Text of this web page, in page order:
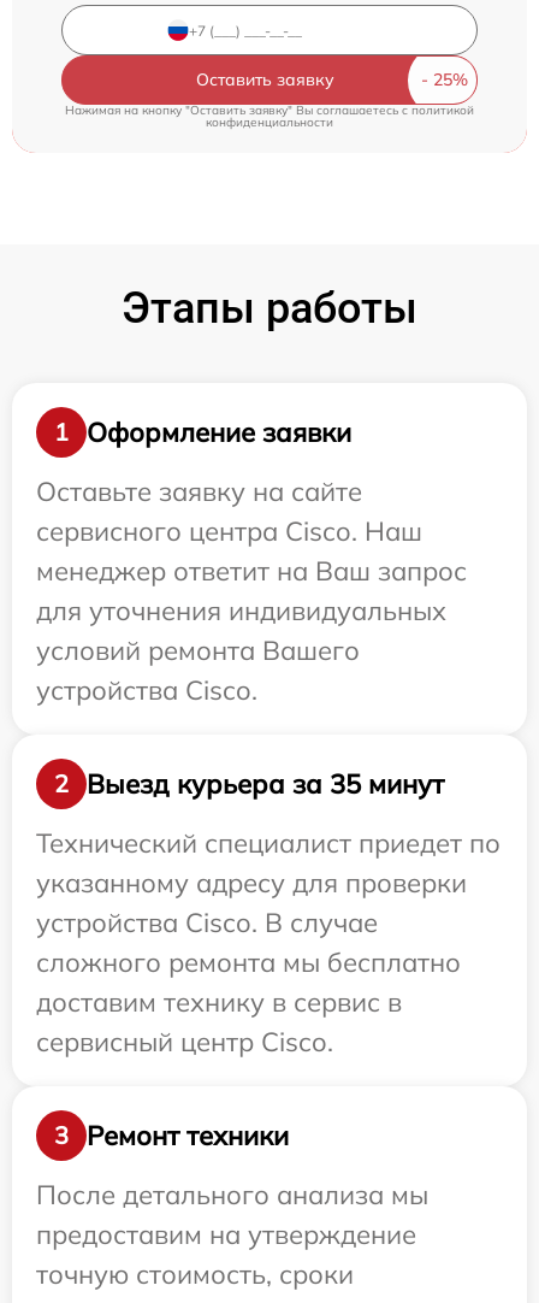
Оставить заявку
Нажимая на кнопку "Оставить заявку" Вы соглашаетесь cполитикой
конфиденциальности
Этапы работы
1
Оформление заявки
Оставьте заявку на сайте
сервисного центра Cisco. Наш
менеджер ответит на Ваш запрос
для уточнения индивидуальных
условий ремонта Вашего
устройства Cisco.
2
Выезд курьера за 35 минут
Технический специалист приедет по
указанному адресу для проверки
устройства Cisco. В случае
сложного ремонта мы бесплатно
доставим технику в сервис в
сервисный центр Cisco.
3
Ремонт техники
После детального анализа мы
предоставим на утверждение
точную стоимость, сроки